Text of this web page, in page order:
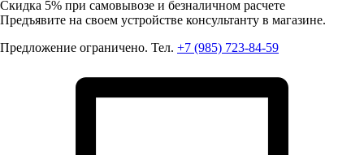
Скидка 5% при самовывозе и безналичном расчете
Предъявите на своем устройстве консультанту в магазине.
Предложение ограничено. Тел. +7 (985) 723-84-59